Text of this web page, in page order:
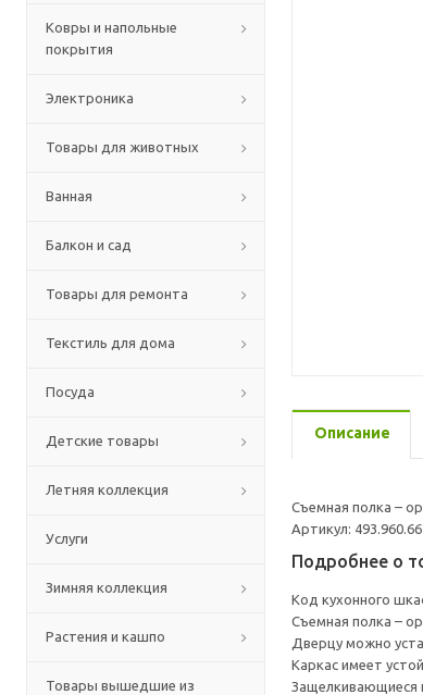
Ковры и напольные
покрытия
Электроника
Товары для животных
Ванная
Балкон и сад
Товары для ремонта
Текстиль для дома
Посуда
Детские товары
Летняя коллекция
Услуги
Зимняя коллекция
Растения и кашпо
Товары вышедшие из
Описание
Съемная полка –
Артикул: 493.960.66
Подробнее о
Код кухонного
Съемная полка –
Дверцу можно
Каркас имеет
Защелкивающиеся